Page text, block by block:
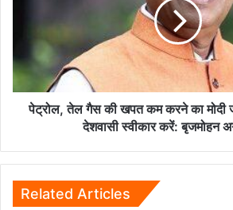
करने
का
मोदी
को
देशवासी
स्वीकार
पेट्रोल, तेल गैस की खपत कम करने का मोदी
देशवासी स्वीकार करें: बृजमोहन
Related Articles